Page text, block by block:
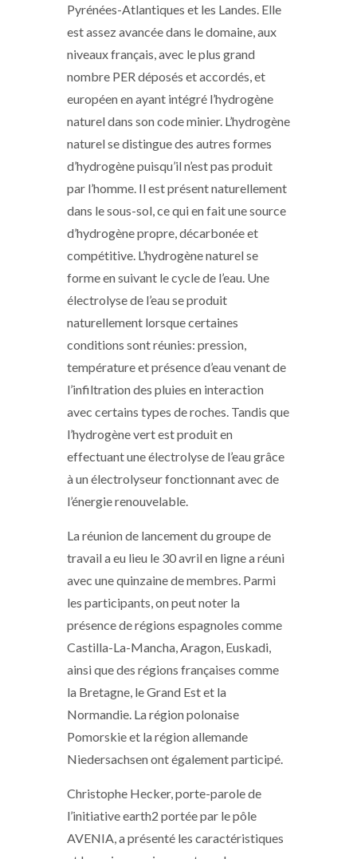
Pyrénées-Atlantiques et les Landes. Elle
est assez avancée dans le domaine, aux
niveaux français, avec le plus grand
nombre PER déposés et accordés, et
européen en ayant intégré l’hydrogène
naturel dans son code minier. L’hydrogène
naturel se distingue des autres formes
d’hydrogène puisqu’il n’est pas produit
par l’homme. Il est présent naturellement
dans le sous-sol, ce qui en fait une source
d’hydrogène propre, décarbonée et
compétitive. L’hydrogène naturel se
forme en suivant le cycle de l’eau. Une
électrolyse de l’eau se produit
naturellement lorsque certaines
conditions sont réunies: pression,
température et présence d’eau venant de
l’infiltration des pluies en interaction
avec certains types de roches. Tandis que
l’hydrogène vert est produit en
effectuant une électrolyse de l’eau grâce
à un électrolyseur fonctionnant avec de
l’énergie renouvelable.
La réunion de lancement du groupe de
travail a eu lieu le 30 avril en ligne a réuni
avec une quinzaine de membres. Parmi
les participants, on peut noter la
présence de régions espagnoles comme
Castilla-La-Mancha, Aragon, Euskadi,
ainsi que des régions françaises comme
la Bretagne, le Grand Est et la
Normandie. La région polonaise
Pomorskie et la région allemande
Niedersachsen ont également participé.
Christophe Hecker, porte-parole de
l’initiative earth2 portée par le pôle
AVENIA, a présenté les caractéristiques